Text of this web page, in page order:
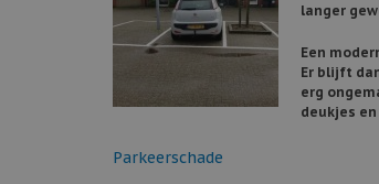
langer
Een
Er blijft
erg
deukjes
Parkeerschade